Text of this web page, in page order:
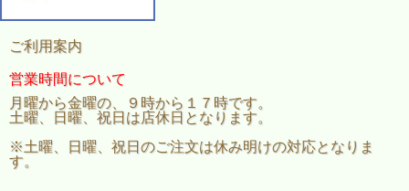
ご利用案内
営業時間について
月曜から金曜の、９時から１７時です。
土曜、日曜、祝日は店休日となります。
※土曜、日曜、祝日のご注文は休み明けの対応となりま
す。